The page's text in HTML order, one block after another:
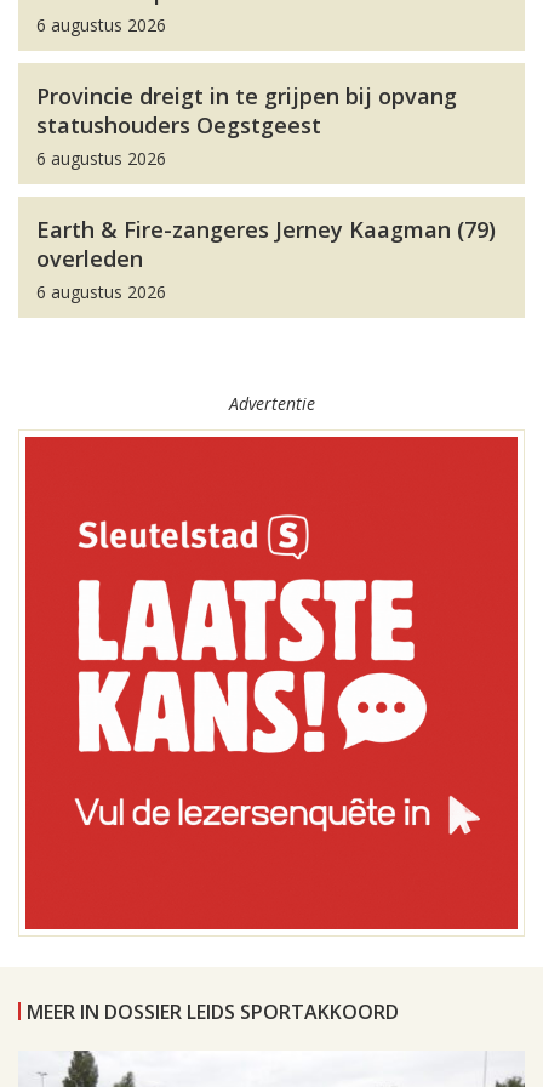
6 augustus 2026
Provincie dreigt in te grijpen bij opvang
statushouders Oegstgeest
6 augustus 2026
Earth & Fire-zangeres Jerney Kaagman (79)
overleden
6 augustus 2026
Advertentie
MEER IN DOSSIER LEIDS SPORTAKKOORD